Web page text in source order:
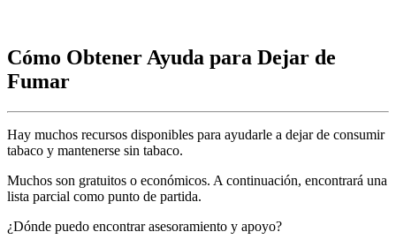
Cómo Obtener Ayuda para Dejar de
Fumar
Hay muchos recursos disponibles para ayudarle a dejar de consumir
tabaco y mantenerse sin tabaco.
Muchos son gratuitos o económicos. A continuación, encontrará una
lista parcial como punto de partida.
¿Dónde puedo encontrar asesoramiento y apoyo?